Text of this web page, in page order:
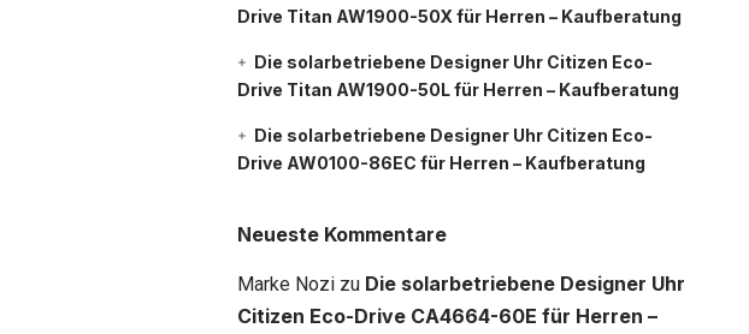
Drive Titan AW1900-50X für Herren – Kaufberatung
Die solarbetriebene Designer Uhr Citizen Eco-
Drive Titan AW1900-50L für Herren – Kaufberatung
Die solarbetriebene Designer Uhr Citizen Eco-
Drive AW0100-86EC für Herren – Kaufberatung
Neueste Kommentare
Marke Nozizu Die solarbetriebene Designer Uhr
Citizen Eco-Drive CA4664-60E für Herren –